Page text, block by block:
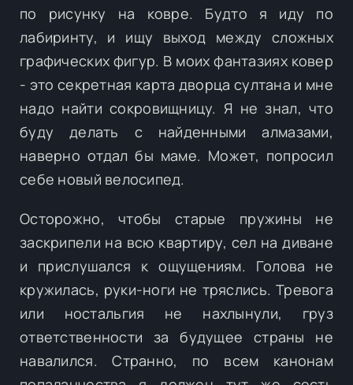
по рисунку на ковре. Будто я иду по
лабиринту, и ищу выход между сложных
графических фигур. В моих фантазиях ковер
- это секретная карта дворца султана и мне
надо найти сокровищницу. Я не знал, что
буду делать с найденными алмазами,
наверно отдал бы маме. Может, попросил
себе новый велосипед.
Осторожно, чтобы старые пружины не
заскрипели на всю квартиру, сел на диване
и прислушался к ощущениям. Голова не
кружилась, руки-ноги не тряслись. Тревога
или ностальгия не нахлынули, груз
ответственности за будущее страны не
навалился. Странно, по всем канонам